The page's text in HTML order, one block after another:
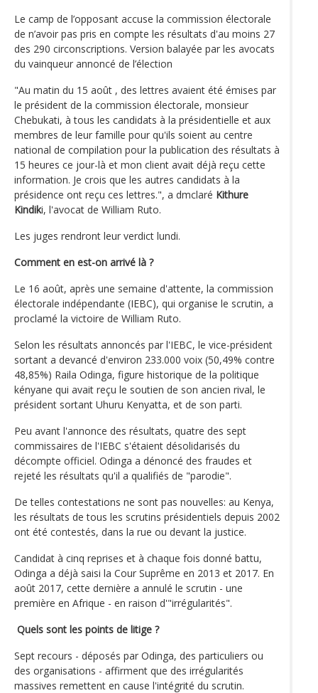
Le camp de l’opposant accuse la commission électorale
de n’avoir pas pris en compte les résultats d'au moins 27
des 290 circonscriptions. Version balayée par les avocats
du vainqueur annoncé de l’élection
"Au matin du 15 août , des lettres avaient été émises par
le président de la commission électorale, monsieur
Chebukati, à tous les candidats à la présidentielle et aux
membres de leur famille pour qu'ils soient au centre
national de compilation pour la publication des résultats à
15 heures ce jour-là et mon client avait déjà reçu cette
information. Je crois que les autres candidats à la
présidence ont reçu ces lettres.", a dmclaré Kithure
Kindiki, l'avocat de William Ruto.
Les juges rendront leur verdict lundi.
Comment en est-on arrivé là ?
Le 16 août, après une semaine d'attente, la commission
électorale indépendante (IEBC), qui organise le scrutin, a
proclamé la victoire de William Ruto.
Selon les résultats annoncés par l'IEBC, le vice-président
sortant a devancé d'environ 233.000 voix (50,49% contre
48,85%) Raila Odinga, figure historique de la politique
kényane qui avait reçu le soutien de son ancien rival, le
président sortant Uhuru Kenyatta, et de son parti.
Peu avant l'annonce des résultats, quatre des sept
commissaires de l'IEBC s'étaient désolidarisés du
décompte officiel. Odinga a dénoncé des fraudes et
rejeté les résultats qu'il a qualifiés de "parodie".
De telles contestations ne sont pas nouvelles: au Kenya,
les résultats de tous les scrutins présidentiels depuis 2002
ont été contestés, dans la rue ou devant la justice.
Candidat à cinq reprises et à chaque fois donné battu,
Odinga a déjà saisi la Cour Suprême en 2013 et 2017. En
août 2017, cette dernière a annulé le scrutin - une
première en Afrique - en raison d'"irrégularités".
Quels sont les points de litige ?
Sept recours - déposés par Odinga, des particuliers ou
des organisations - affirment que des irrégularités
massives remettent en cause l'intégrité du scrutin.